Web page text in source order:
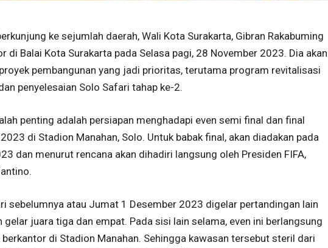
ke sejumlah daerah, Wali Kota Surakarta, Gibran Rakabuming
di Balai Kota Surakarta pada Selasa pagi, 28 November 2023. Dia akan
pembangunan yang jadi prioritas, terutama program revitalisasi
penyelesaian Solo Safari tahap ke-2.
penting adalah persiapan menghadapi even semi final dan final
di Stadion Manahan, Solo. Untuk babak final, akan diadakan pada
dan menurut rencana akan dihadiri langsung oleh Presiden FIFA,
sebelumnya atau Jumat 1 Desember 2023 digelar pertandingan lain
gelar juara tiga dan empat. Pada sisi lain selama, even ini berlangsung
berkantor di Stadion Manahan. Sehingga kawasan tersebut steril dari